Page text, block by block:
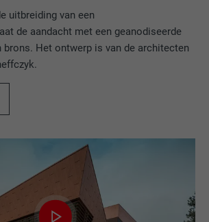
uitbreiding van een
de aandacht met een geanodiseerde
brons. Het ontwerp is van de architecten
gezamenlijk IP-adres te identificeren en
veiligheidsinstellingen op basis van clients
toe te passen.
Browser ID-cookie